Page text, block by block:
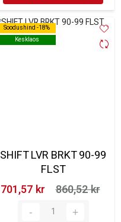
Soodushind -18%
Kesklaos
Soodushind -18%
Kesklaos
SHIFT LVR BRKT 90-99
FLST
701,57 kr‎
860,52 kr‎